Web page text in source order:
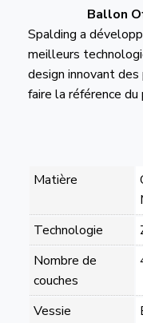
Ballon
Spalding a
meilleurs
design innovant
faire la référence du
Matière
Technologie
Nombre de
couches
Vessie